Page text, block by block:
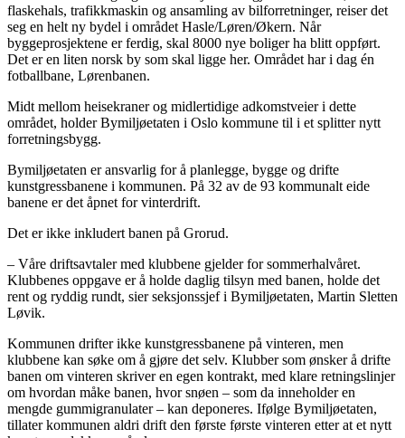
flaskehals, trafikkmaskin og ansamling av bilforretninger, reiser det
seg en helt ny bydel i området Hasle/Løren/Økern. Når
byggeprosjektene er ferdig, skal 8000 nye boliger ha blitt oppført.
Det er en liten norsk by som skal ligge her. Området har i dag én
fotballbane, Lørenbanen.
Midt mellom heisekraner og midlertidige adkomstveier i dette
området, holder Bymiljøetaten i Oslo kommune til i et splitter nytt
forretningsbygg.
Bymiljøetaten er ansvarlig for å planlegge, bygge og drifte
kunstgressbanene i kommunen. På 32 av de 93 kommunalt eide
banene er det åpnet for vinterdrift.
Det er ikke inkludert banen på Grorud.
– Våre driftsavtaler med klubbene gjelder for sommerhalvåret.
Klubbenes oppgave er å holde daglig tilsyn med banen, holde det
rent og ryddig rundt, sier seksjonssjef i Bymiljøetaten, Martin Sletten
Løvik.
Kommunen drifter ikke kunstgressbanene på vinteren, men
klubbene kan søke om å gjøre det selv. Klubber som ønsker å drifte
banen om vinteren skriver en egen kontrakt, med klare retningslinjer
om hvordan måke banen, hvor snøen – som da inneholder en
mengde gummigranulater – kan deponeres. Ifølge Bymiljøetaten,
tillater kommunen aldri drift den første første vinteren etter at et nytt